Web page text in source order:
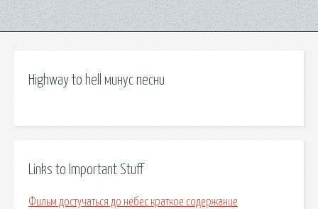
Highway to hell минус песни
Links to Important Stuff
Фильм достучаться до небес краткое содержание